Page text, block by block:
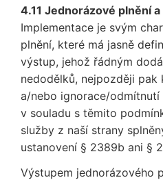
4.11 Jednorázové plnění
Implementace je svým
plnění, které má jasně
výstup, jehož řádným
nedodělků, nejpozději
a/nebo ignorace/
v souladu s těmito
služby z naší strany
ustanovení § 2389b ani §
Výstupem jednorázového